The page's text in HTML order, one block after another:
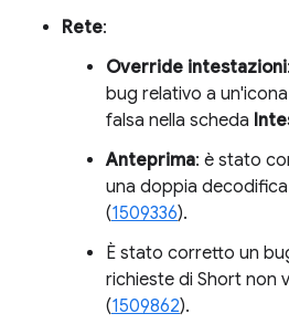
Rete:
Override intestazioni
bug relativo a
falsa nella scheda
Anteprima: è stato
una doppia
(1509336).
È stato corretto un
richieste di Short non
(1509862).